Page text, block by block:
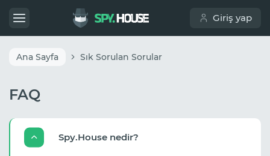
Giriş yap
Ana Sayfa Sık Sorulan Sorular
FAQ
Spy.House nedir?